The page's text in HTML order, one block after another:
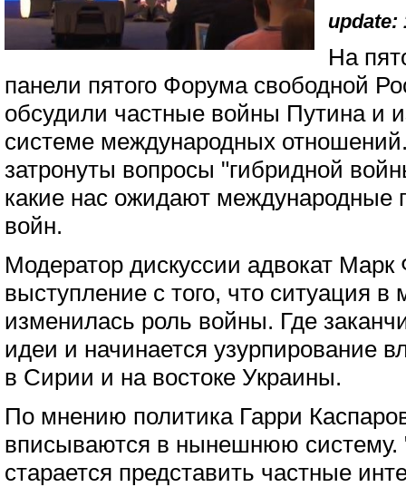
update:
На
панели пятого Форума свободной
обсудили частные войны Путина и
системе международных
затронуты вопросы "гибридной
какие нас ожидают международные
войн.
Модератор дискуссии адвокат Марк
выступление с того, что ситуация
изменилась роль войны. Где
идеи и начинается узурпирование
в Сирии и на востоке Украины.
По мнению политика Гарри
вписываются в нынешнюю систему.
старается представить частные